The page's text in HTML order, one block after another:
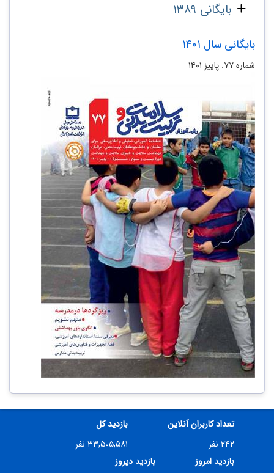
بایگانی 1389
بایگانی سال 1401
شماره ۷۷. پاییز ۱۴۰۱
تعداد کاربران آنلاین
۲۴۲ نفر
بازدید کل
۳۳,۵۰۵,۵۸۱ نفر
بازدید امروز
بازدید دیروز